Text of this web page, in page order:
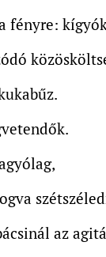
fényre:
az